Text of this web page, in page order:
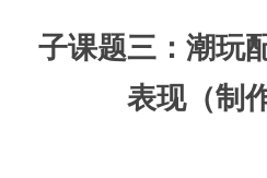
子课题三：潮玩
表现（制